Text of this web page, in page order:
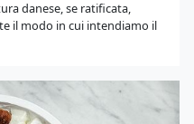
danese, se ratificata,
il modo in cui intendiamo il